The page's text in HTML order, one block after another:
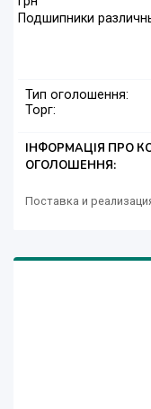
Подшипники
Тип оголошення:
Торг:
ІНФОРМАЦІЯ ПРО
ОГОЛОШЕННЯ:
Поставка и